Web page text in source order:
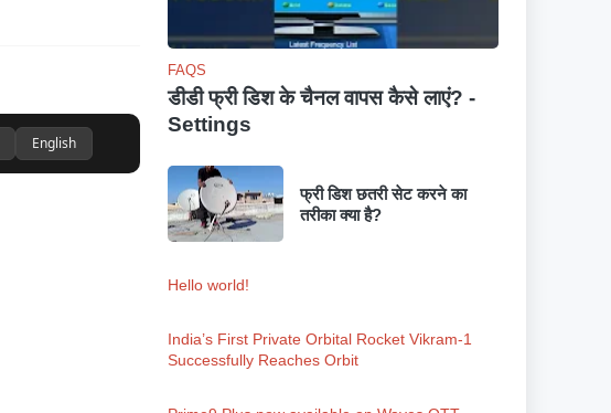
English
FAQS
डीडी फ्री डिश के चैनल वापस कैसे लाएं? -
Settings
फ्री डिश छतरी सेट करने का
तरीका क्या है?
Hello world!
India’s First Private Orbital Rocket Vikram-1
Successfully Reaches Orbit